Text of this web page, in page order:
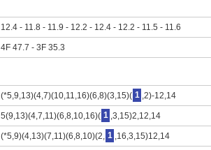
12.4 - 11.8 - 11.9 - 12.2 - 12.4 - 12.2 - 11.5 - 11.6
4F 47.7 - 3F 35.3
(*5,9,13)(4,7)(10,11,16)(6,8)(3,15)( 1 ,2)-12,14
5(9,13)(4,7,11)(6,8,10,16)( 1 ,3,15)2,12,14
(*5,9)(4,13)(7,11)(6,8,10)(2, 1 ,16,3,15)12,14